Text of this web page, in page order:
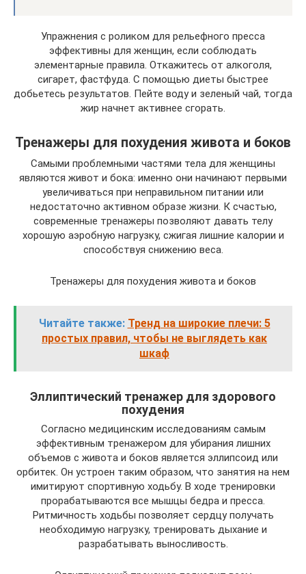
Упражнения с роликом для рельефного пресса
эффективны для женщин, если соблюдать
элементарные правила. Откажитесь от алкоголя,
сигарет, фастфуда. С помощью диеты быстрее
добьетесь результатов. Пейте воду и зеленый чай, тогда
жир начнет активнее сгорать.
Тренажеры для похудения живота и боков
Самыми проблемными частями тела для женщины
являются живот и бока: именно они начинают первыми
увеличиваться при неправильном питании или
недостаточно активном образе жизни. К счастью,
современные тренажеры позволяют давать телу
хорошую аэробную нагрузку, сжигая лишние калории и
способствуя снижению веса.
Тренажеры для похудения живота и боков
Читайте также: Тренд на широкие плечи: 5
простых правил, чтобы не выглядеть как
шкаф
Эллиптический тренажер для здорового
похудения
Согласно медицинским исследованиям самым
эффективным тренажером для убирания лишних
объемов с живота и боков является эллипсоид или
орбитек. Он устроен таким образом, что занятия на нем
имитируют спортивную ходьбу. В ходе тренировки
прорабатываются все мышцы бедра и пресса.
Ритмичность ходьбы позволяет сердцу получать
необходимую нагрузку, тренировать дыхание и
разрабатывать выносливость.